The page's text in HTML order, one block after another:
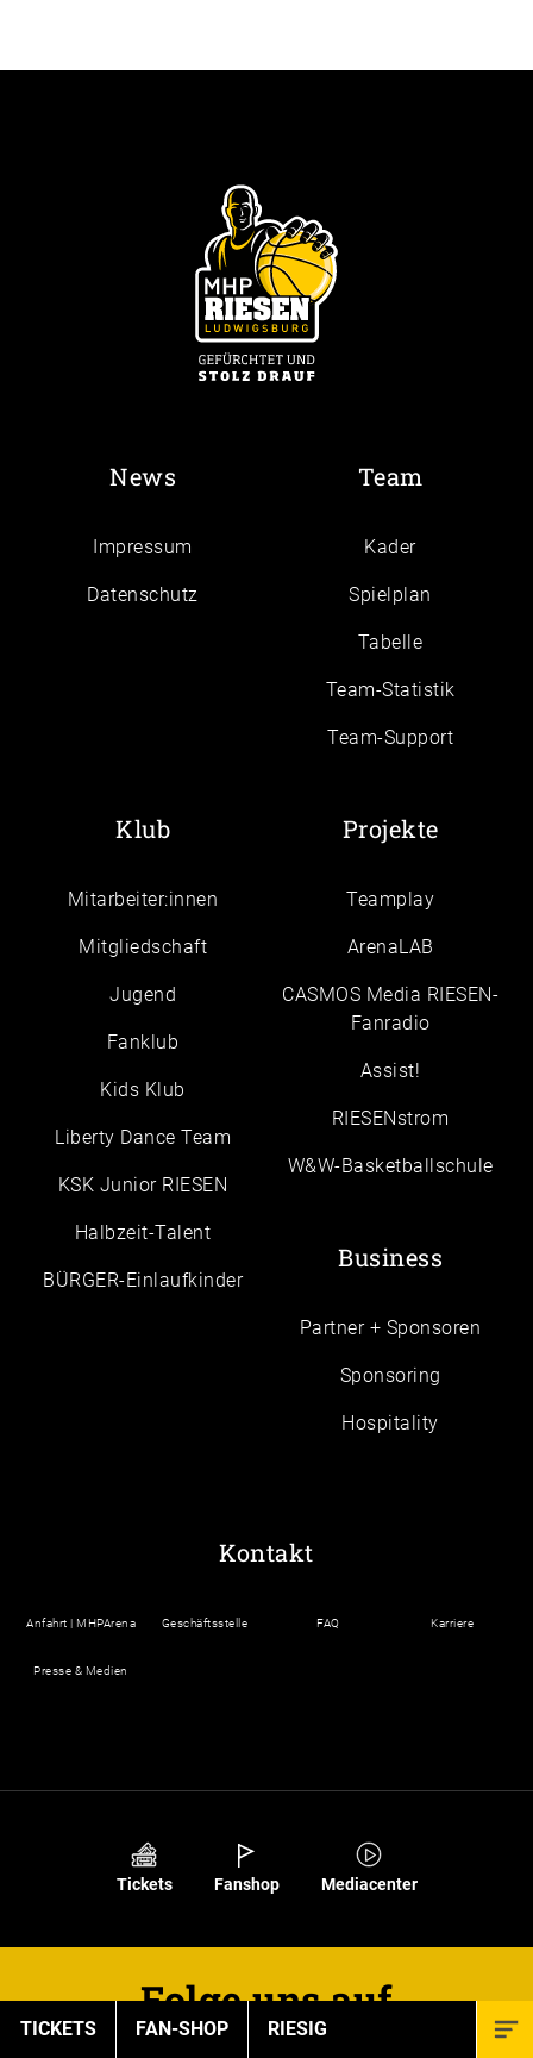
News
Impressum
Daten­schutz
Team
Kader
Spielplan
Tabelle
Team-Statistik
Team-Support
Klub
Mitarbeiter:innen
Mitgliedschaft
Jugend
Fanklub
Kids Klub
Liberty Dance Team
KSK Junior RIESEN
Halbzeit-Talent
BÜRGER-Einlaufkinder
Projekte
Teamplay
ArenaLAB
CASMOS Media RIESEN-
Fanradio
Assist!
RIESENstrom
W&W-Basketballschule
Business
Partner + Sponsoren
Sponsoring
Hospitality
Kontakt
Anfahrt | MHPArena Geschäftsstelle FAQ Karriere
Presse & Medien
Tickets Fanshop Mediacenter
Folge uns auf
TICKETS FAN-SHOP RIESIG